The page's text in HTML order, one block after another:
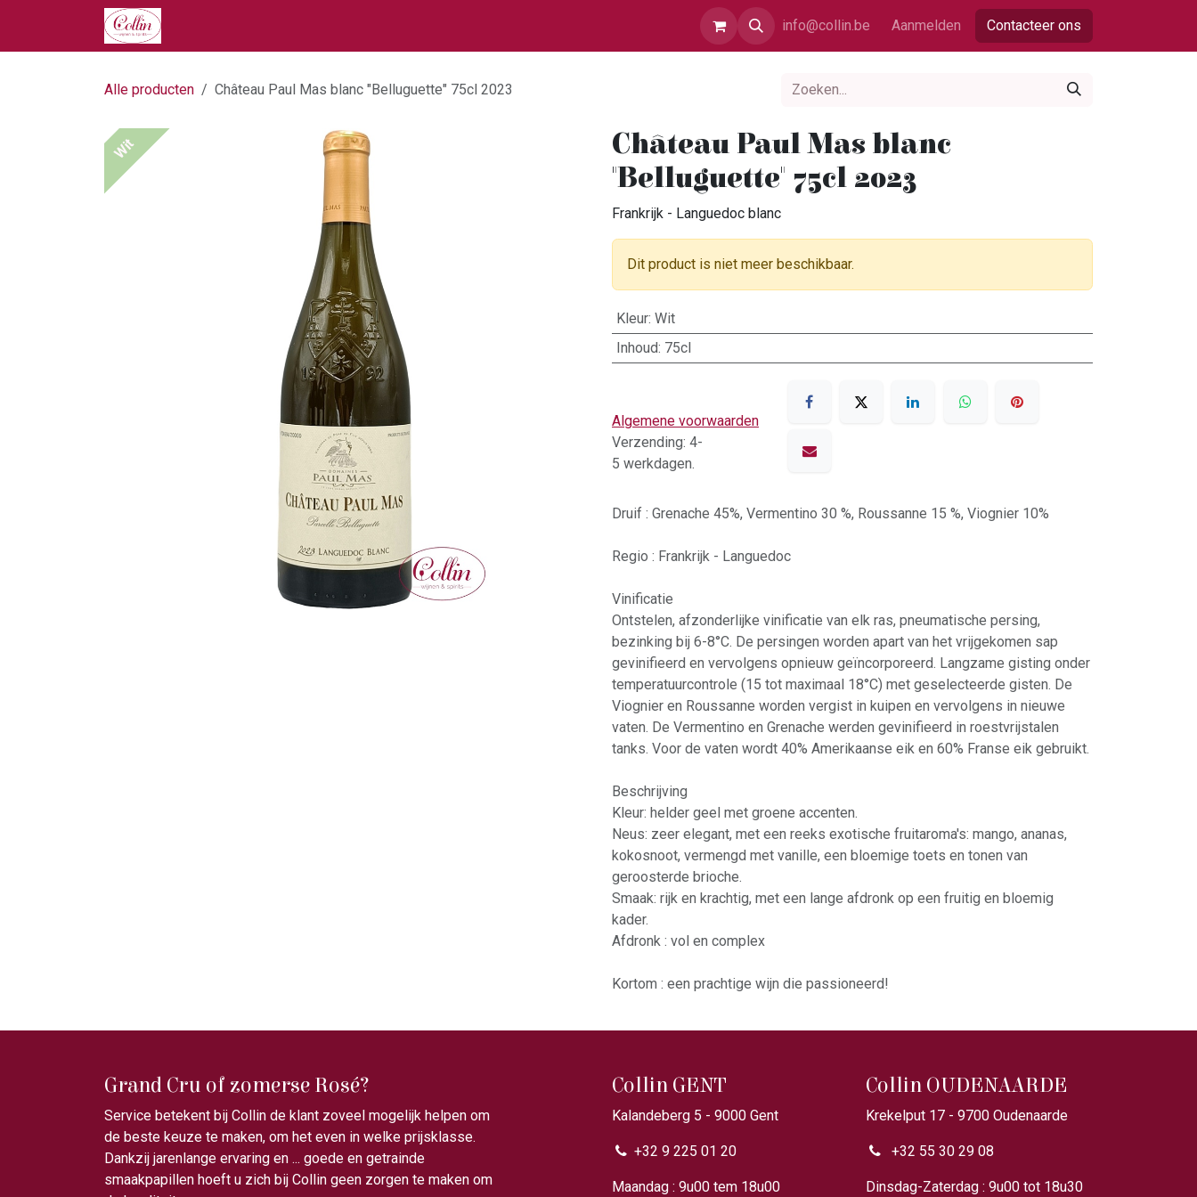
Overslaan naar inhoud
info@collin.be Aanmelden Contacteer ons
Alle producten Château Paul Mas blanc "Belluguette" 75cl 2023
Wit
Château Paul Mas blanc
"Belluguette" 75cl 2023
Frankrijk - Languedoc blanc
Dit product is niet meer beschikbaar.
Kleur: Wit
Inhoud: 75cl
Algemene voorwaarden
Verzending: 4-
5 werkdagen.
Druif : Grenache 45%, Vermentino 30 %, Roussanne 15 %, Viognier 10%
Regio : Frankrijk - Languedoc
Vinificatie
Ontstelen, afzonderlijke vinificatie van elk ras, pneumatische persing,
bezinking bij 6-8°C. De persingen worden apart van het vrijgekomen sap
gevinifieerd en vervolgens opnieuw geïncorporeerd. Langzame gisting onder
temperatuurcontrole (15 tot maximaal 18°C) met geselecteerde gisten. De
Viognier en Roussanne worden vergist in kuipen en vervolgens in nieuwe
vaten. De Vermentino en Grenache werden gevinifieerd in roestvrijstalen
tanks. Voor de vaten wordt 40% Amerikaanse eik en 60% Franse eik gebruikt.
Beschrijving
Kleur: helder geel met groene accenten.
Neus: zeer elegant, met een reeks exotische fruitaroma's: mango, ananas,
kokosnoot, vermengd met vanille, een bloemige toets en tonen van
geroosterde brioche.
Smaak: rijk en krachtig, met een lange afdronk op een fruitig en bloemig
kader.
Afdronk : vol en complex
Kortom : een prachtige wijn die passioneerd!
Grand Cru of zomerse Rosé?
Service betekent bij Collin de klant zoveel mogelijk helpen om
de beste keuze te maken, om het even in welke prijsklasse.
Dankzij jarenlange ervaring en ... goede en getrainde
smaakpapillen hoeft u zich bij Collin geen zorgen te maken om
Collin GENT
Kalandeberg 5 - 9000 Gent​
+32 9 225 01 20
Maandag : 9u00 tem 18u00
Collin OUDENAARDE
Krekelput 17 - 9700 Oudenaarde
+32 55 30 29 08
Dinsdag-Zaterdag : 9u00 tot 18u30